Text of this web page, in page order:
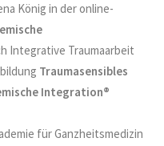
König in der online-
Integrative Traumaarbeit
Traumasensibles
Integration®
für Ganzheitsmedizin